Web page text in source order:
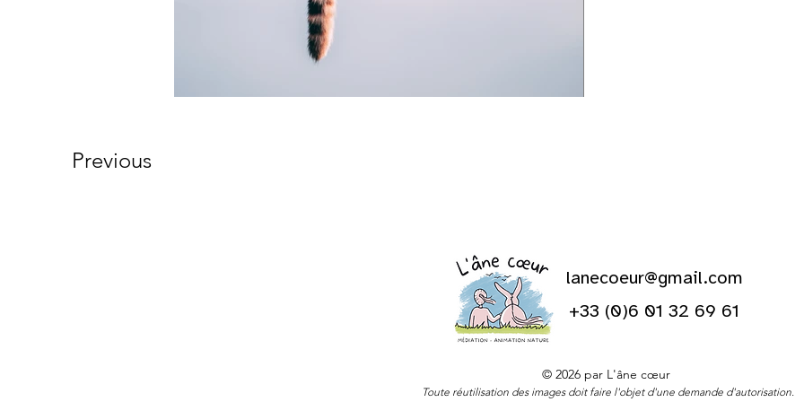
Previous
lanecoeur@gmail.com
+33 (0)6 01 32 69 61
© 2026 par L'âne cœur
Toute réutilisation des images doit faire l'objet d'une demande d'autorisation.